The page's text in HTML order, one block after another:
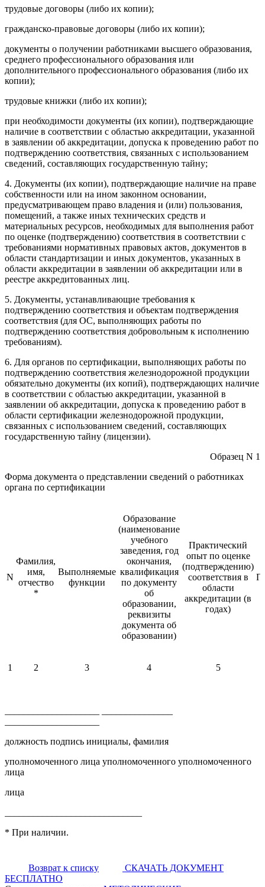
трудовые договоры (либо их копии);
гражданско-правовые договоры (либо их копии);
документы о получении работниками высшего образования,
среднего профессионального образования или
дополнительного профессионального образования (либо их
копии);
трудовые книжки (либо их копии);
при необходимости документы (их копии), подтверждающие
наличие в соответствии с областью аккредитации, указанной
в заявлении об аккредитации, допуска к проведению работ по
подтверждению соответствия, связанных с использованием
сведений, составляющих государственную тайну;
4. Документы (их копии), подтверждающие наличие на праве
собственности или на ином законном основании,
предусматривающем право владения и (или) пользования,
помещений, а также иных технических средств и
материальных ресурсов, необходимых для выполнения работ
по оценке (подтверждению) соответствия в соответствии с
требованиями нормативных правовых актов, документов в
области стандартизации и иных документов, указанных в
области аккредитации в заявлении об аккредитации или в
реестре аккредитованных лиц.
5. Документы, устанавливающие требования к
подтверждению соответствия и объектам подтверждения
соответствия (для ОС, выполняющих работы по
подтверждению соответствия добровольным к исполнению
требованиям).
6. Для органов по сертификации, выполняющих работы по
подтверждению соответствия железнодорожной продукции
обязательно документы (их копий), подтверждающих наличие
в соответствии с областью аккредитации, указанной в
заявлении об аккредитации, допуска к проведению работ в
области сертификации железнодорожной продукции,
связанных с использованием сведений, составляющих
государственную тайну (лицензии).
Образец N 1
Форма документа о представлении сведений о работниках
органа по сертификации
N
Фамилия,
имя,
отчество
*
Выполняемые
функции
Образование
(наименование
учебного
заведения, год
окончания,
квалификация
по документу
об
образовании,
реквизиты
документа об
образовании)
Практический
опыт по оценке
(подтверждению)
соответствия в
области
аккредитации (в
годах)
1 2 3 4 5
должность подпись инициалы, фамилия
уполномоченного лица уполномоченного уполномоченного
лица
лица
* При наличии.
Возврат к списку
СКАЧАТЬ ДОКУМЕНТ
БЕСПЛАТНО